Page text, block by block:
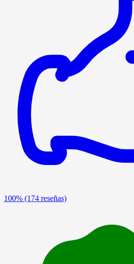
100% (174 reseñas)